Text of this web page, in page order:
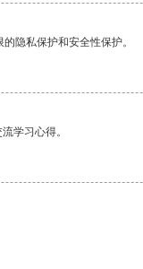
隐私保护和安全性保护。
学习心得。